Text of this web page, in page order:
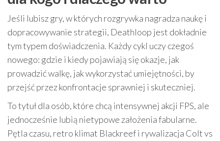
Jeśli lubisz gry, w których rozgrywka nagradza naukę i
dopracowywanie strategii, Deathloop jest dokładnie
tym typem doświadczenia. Każdy cykl uczy czegoś
nowego: gdzie i kiedy pojawiają się okazje, jak
prowadzić walkę, jak wykorzystać umiejętności, by
przejść przez konfrontacje sprawniej i skuteczniej.
To tytuł dla osób, które chcą intensywnej akcji FPS, ale
jednocześnie lubią nietypowe założenia fabularne.
Pętla czasu, retro klimat Blackreef i rywalizacja Colt vs